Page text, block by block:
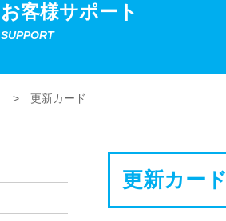
お客様サポート
SUPPORT
更新カード
更新カード